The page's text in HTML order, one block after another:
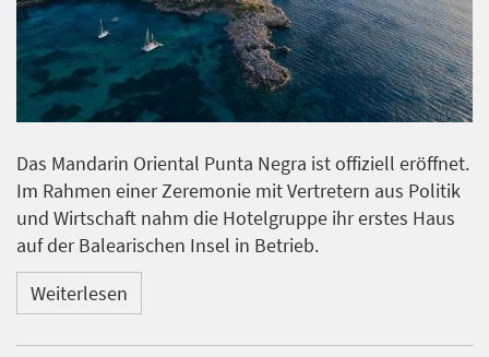
Das Mandarin Oriental Punta Negra ist offiziell eröffnet.
Im Rahmen einer Zeremonie mit Vertretern aus Politik
und Wirtschaft nahm die Hotelgruppe ihr erstes Haus
auf der Balearischen Insel in Betrieb.
Weiterlesen